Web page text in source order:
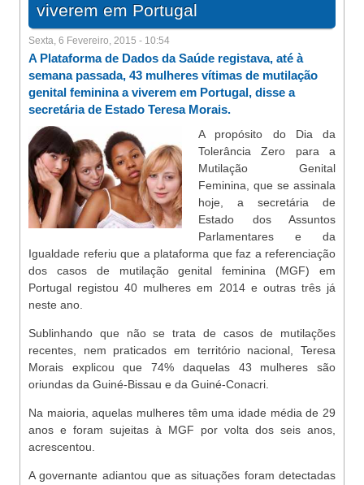
viverem em Portugal
Sexta, 6 Fevereiro, 2015 - 10:54
A Plataforma de Dados da Saúde registava, até à
semana passada, 43 mulheres vítimas de mutilação
genital feminina a viverem em Portugal, disse a
secretária de Estado Teresa Morais.
A propósito do Dia da
Tolerância Zero para a
Mutilação Genital
Feminina, que se assinala
hoje, a secretária de
Estado dos Assuntos
Parlamentares e da
Igualdade referiu que a plataforma que faz a referenciação
dos casos de mutilação genital feminina (MGF) em
Portugal registou 40 mulheres em 2014 e outras três já
neste ano.
Sublinhando que não se trata de casos de mutilações
recentes, nem praticados em território nacional, Teresa
Morais explicou que 74% daquelas 43 mulheres são
oriundas da Guiné-Bissau e da Guiné-Conacri.
Na maioria, aquelas mulheres têm uma idade média de 29
anos e foram sujeitas à MGF por volta dos seis anos,
acrescentou.
A governante adiantou que as situações foram detectadas